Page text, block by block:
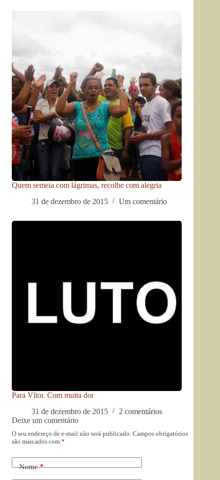
Quem semeia com lágrimas, recolhe com alegria
31 de dezembro de 2015
Um comentário
Para Vítor. Com muita dor
31 de dezembro de 2015
2 comentários
Deixe um comentário
O seu endereço de e-mail não será publicado. Campos obrigatórios
são marcados com *
Nome*